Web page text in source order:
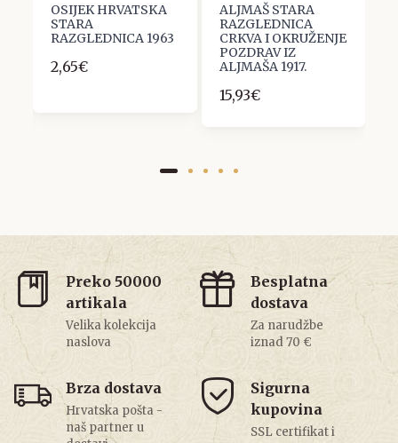
OSIJEK HRVATSKA
STARA
RAZGLEDNICA 1963
2,65€
ALJMAŠ STARA
RAZGLEDNICA
CRKVA I OKRUŽENJE
POZDRAV IZ
ALJMAŠA 1917.
15,93€
Preko 50000
artikala
Velika kolekcija
naslova
Besplatna
dostava
Za narudžbe
iznad 70 €
Brza dostava
Hrvatska pošta -
naš partner u
Sigurna
kupovina
SSL certifikat i